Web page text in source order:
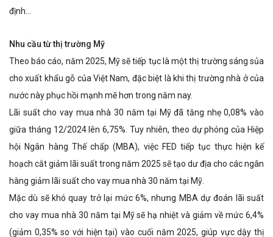
định…
Nhu cầu từ thị trường Mỹ
Theo báo cáo, năm 2025, Mỹ sẽ tiếp tục là một thị trường sáng sủa
cho xuất khẩu gỗ của Việt Nam, đặc biệt là khi thị trường nhà ở của
nước này phục hồi mạnh mẽ hơn trong năm nay.
Lãi suất cho vay mua nhà 30 năm tại Mỹ đã tăng nhẹ 0,08% vào
giữa tháng 12/2024 lên 6,75%. Tuy nhiên, theo dự phóng của Hiệp
hội Ngân hàng Thế chấp (MBA), việc FED tiếp tục thực hiện kế
hoạch cắt giảm lãi suất trong năm 2025 sẽ tạo dư địa cho các ngân
hàng giảm lãi suất cho vay mua nhà 30 năm tại Mỹ.
Mặc dù sẽ khó quay trở lại mức 6%, nhưng MBA dự đoán lãi suất
cho vay mua nhà 30 năm tại Mỹ sẽ hạ nhiệt và giảm về mức 6,4%
(giảm 0,35% so với hiện tại) vào cuối năm 2025, giúp vực dậy thị